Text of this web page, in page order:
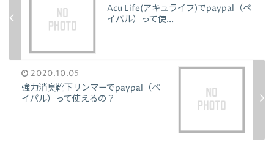
Acu Life(アキュライフ)でpaypal（ペ
イパル）って使...
2020.10.05
強力消臭靴下リンマーでpaypal（ペ
イパル）って使えるの？